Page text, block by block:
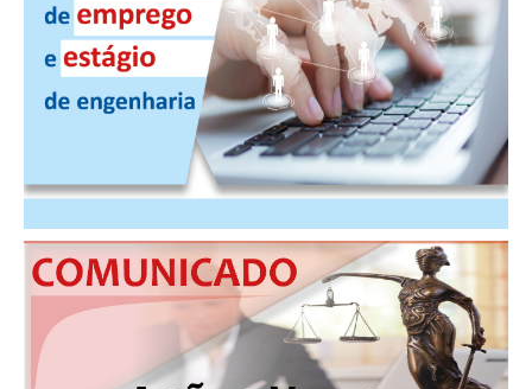
LEGISLAÇÃO
LEI 4.950-A/1966 – PISO SALARIAL
LEI 5.194/1966 – REGULAMENTAÇÃO DA PROFISSÃO
HOMOLOGAÇÕES
PISO SALARIAL
FIQUE POR DENTRO